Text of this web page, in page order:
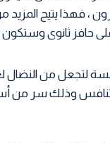
، فهذا يتيح
ثانوى وستكون
وذلك سر من